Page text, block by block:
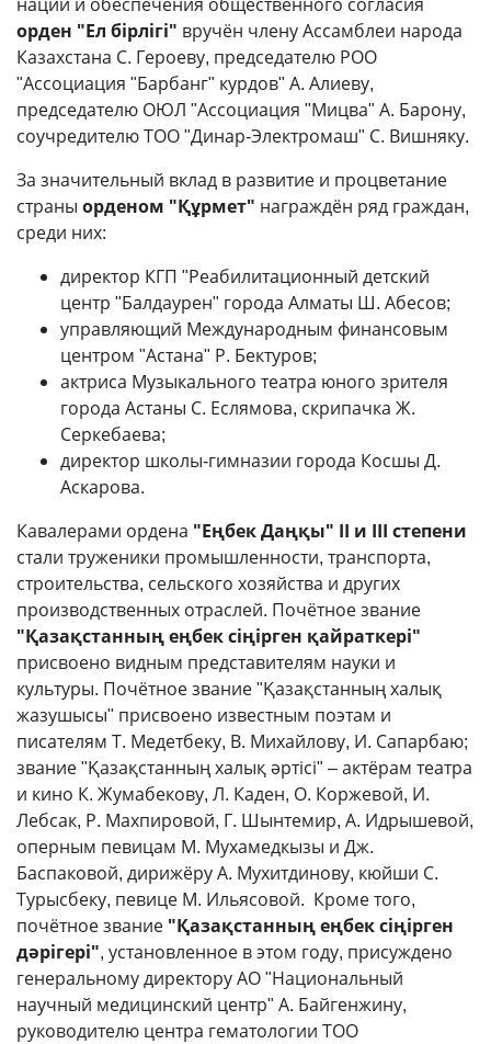
орден "Ел бірлігі" вручён члену Ассамблеи народа
Казахстана С. Героеву, председателю РОО
"Ассоциация "Барбанг" курдов" А. Алиеву,
председателю ОЮЛ "Ассоциация "Мицва" А. Барону,
соучредителю ТОО "Динар-Электромаш" С. Вишняку.
За значительный вклад в развитие и процветание
страны орденом "Құрмет" награждён ряд граждан,
среди них:
директор КГП "Реабилитационный детский
центр "Балдаурен" города Алматы Ш. Абесов;
управляющий Международным финансовым
центром "Астана" Р. Бектуров;
актриса Музыкального театра юного зрителя
города Астаны С. Еслямова, скрипачка Ж.
Серкебаева;
директор школы-гимназии города Косшы Д.
Аскарова.
Кавалерами ордена "Еңбек Даңқы" ІІ и ІІІ степени
стали труженики промышленности, транспорта,
строительства, сельского хозяйства и других
производственных отраслей. Почётное звание
"Қазақстанның еңбек сіңірген қайраткері"
присвоено видным представителям науки и
культуры. Почётное звание "Қазақстанның халық
жазушысы" присвоено известным поэтам и
писателям Т. Медетбеку, В. Михайлову, И. Сапарбаю;
звание "Қазақстанның халық әртісі" – актёрам театра
и кино К. Жумабекову, Л. Каден, О. Коржевой, И.
Лебсак, Р. Махпировой, Г. Шынтемир, А. Идрышевой,
оперным певицам М. Мухамедкызы и Дж.
Баспаковой, дирижёру А. Мухитдинову, кюйши С.
Турысбеку, певице М. Ильясовой. Кроме того,
почётное звание "Қазақстанның еңбек сіңірген
дәрігері", установленное в этом году, присуждено
генеральному директору АО "Национальный
научный медицинский центр" А. Байгенжину,
руководителю центра гематологии ТОО